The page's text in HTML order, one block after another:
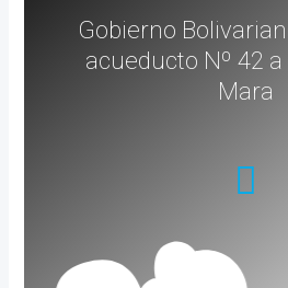
Gobierno
acueducto Nº 42
Mara